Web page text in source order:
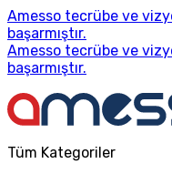
Amesso tecrübe ve
başarmıştır.
Amesso tecrübe ve
başarmıştır.
Tüm Kategoriler